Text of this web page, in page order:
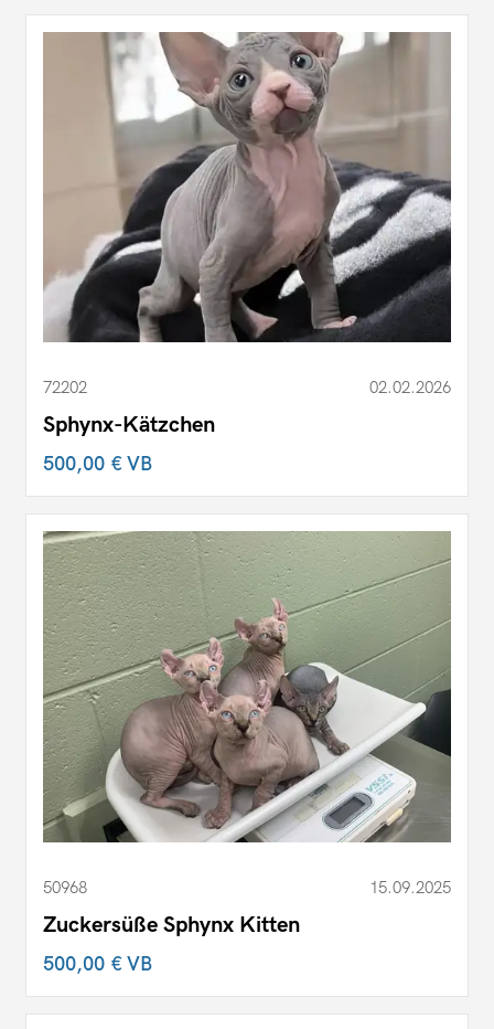
72202 02.02.2026
Sphynx-Kätzchen
500,00 €VB
50968 15.09.2025
Zuckersüße Sphynx Kitten
500,00 €VB